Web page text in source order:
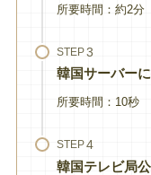
所要時間：約2分
STEP
韓国サーバー
所要時間：10秒
STEP
韓国テレビ局